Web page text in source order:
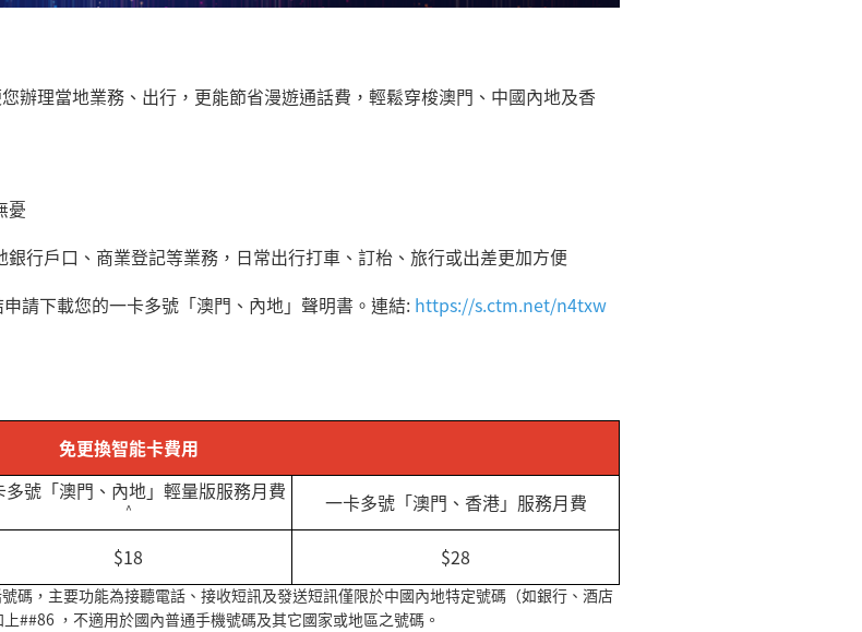
辦理當地業務、出行，更能節省漫遊通話費，輕鬆穿梭澳門、中國內地及香
憂
行戶口、商業登記等業務，日常出行打車、訂枱、旅行或出差更加方便
請下載您的一卡多號「澳門、內地」聲明書。連結: https://s.ctm.net/n4txw
免更換智能卡費用
多號「澳門、內地」輕量版服務月費
^ 一卡多號「澳門、香港」服務月費
$18 $28
碼，主要功能為接聽電話、接收短訊及發送短訊僅限於中國內地特定號碼（如銀行、酒店
##86 ，不適用於國內普通手機號碼及其它國家或地區之號碼。